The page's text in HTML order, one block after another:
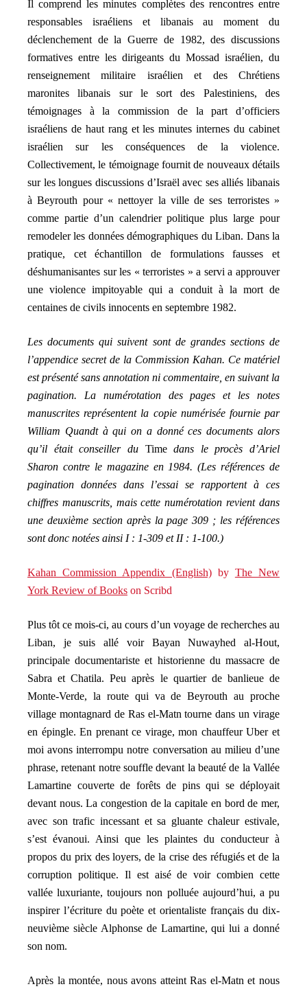
Il comprend les minutes complètes des rencontres entre
responsables israéliens et libanais au moment du
déclenchement de la Guerre de 1982, des discussions
formatives entre les dirigeants du Mossad israélien, du
renseignement militaire israélien et des Chrétiens
maronites libanais sur le sort des Palestiniens, des
témoignages à la commission de la part d’officiers
israéliens de haut rang et les minutes internes du cabinet
israélien sur les conséquences de la violence.
Collectivement, le témoignage fournit de nouveaux détails
sur les longues discussions d’Israël avec ses alliés libanais
à Beyrouth pour « nettoyer la ville de ses terroristes »
comme partie d’un calendrier politique plus large pour
remodeler les données démographiques du Liban. Dans la
pratique, cet échantillon de formulations fausses et
déshumanisantes sur les « terroristes » a servi a approuver
une violence impitoyable qui a conduit à la mort de
centaines de civils innocents en septembre 1982.
Les documents qui suivent sont de grandes sections de
l’appendice secret de la Commission Kahan. Ce matériel
est présenté sans annotation ni commentaire, en suivant la
pagination. La numérotation des pages et les notes
manuscrites représentent la copie numérisée fournie par
William Quandt à qui on a donné ces documents alors
qu’il était conseiller du Timedans le procès d’Ariel
Sharon contre le magazine en 1984. (Les références de
pagination données dans l’essai se rapportent à ces
chiffres manuscrits, mais cette numérotation revient dans
une deuxième section après la page 309 ; les références
sont donc notées ainsi I : 1-309 et II : 1-100.)
Kahan Commission Appendix (English)by The New
York Review of Books on Scribd
Plus tôt ce mois-ci, au cours d’un voyage de recherches au
Liban, je suis allé voir Bayan Nuwayhed al-Hout,
principale documentariste et historienne du massacre de
Sabra et Chatila. Peu après le quartier de banlieue de
Monte-Verde, la route qui va de Beyrouth au proche
village montagnard de Ras el-Matn tourne dans un virage
en épingle. En prenant ce virage, mon chauffeur Uber et
moi avons interrompu notre conversation au milieu d’une
phrase, retenant notre souffle devant la beauté de la Vallée
Lamartine couverte de forêts de pins qui se déployait
devant nous. La congestion de la capitale en bord de mer,
avec son trafic incessant et sa gluante chaleur estivale,
s’est évanoui. Ainsi que les plaintes du conducteur à
propos du prix des loyers, de la crise des réfugiés et de la
corruption politique. Il est aisé de voir combien cette
vallée luxuriante, toujours non polluée aujourd’hui, a pu
inspirer l’écriture du poète et orientaliste français du dix-
neuvième siècle Alphonse de Lamartine, qui lui a donné
son nom.
Après la montée, nous avons atteint Ras el-Matn et nous